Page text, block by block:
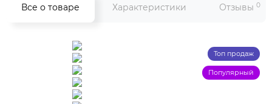
Все о товаре Характеристики Отзывы 0
Топ продаж
Популярный